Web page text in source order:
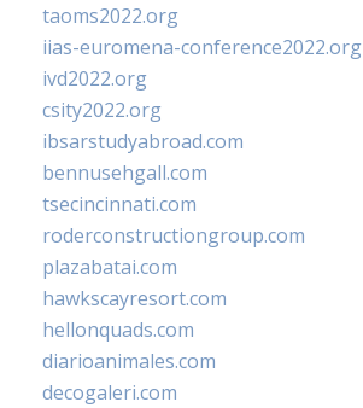
taoms2022.org
iias-euromena-conference2022.org
ivd2022.org
csity2022.org
ibsarstudyabroad.com
bennusehgall.com
tsecincinnati.com
roderconstructiongroup.com
plazabatai.com
hawkscayresort.com
hellonquads.com
diarioanimales.com
decogaleri.com